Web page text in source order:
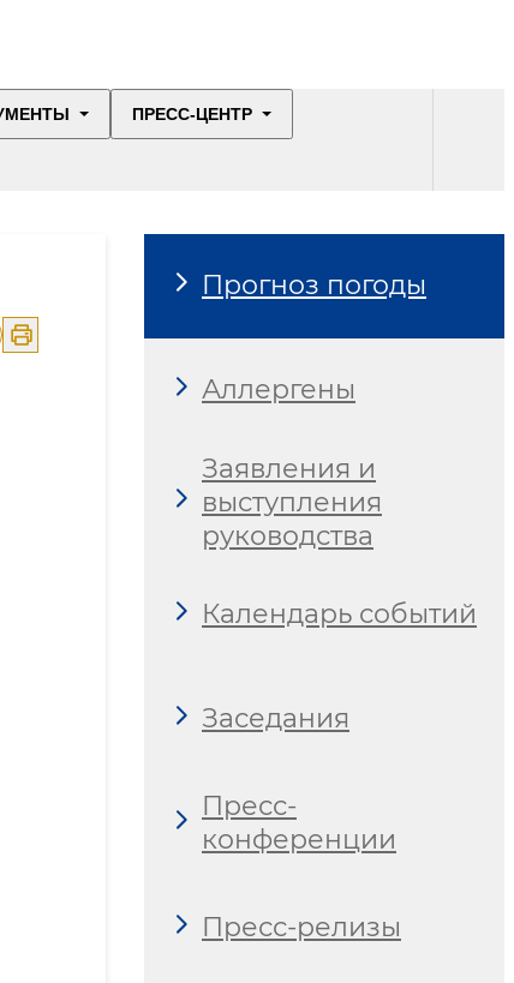
ПРЕСС-ЦЕНТР
Прогноз погоды
Аллергены
Заявления и
выступления
руководства
Календарь событий
Заседания
Пресс-
конференции
Пресс-релизы